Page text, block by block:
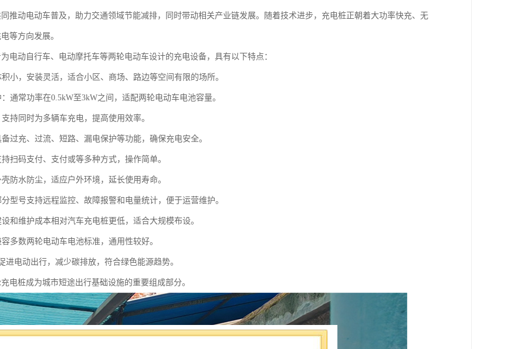
推动电动车普及，助力交通领域节能减排，同时带动相关产业链发展。随着技术进步，充电桩正朝着大功率快充、无
等方向发展。
电动自行车、电动摩托车等两轮电动车设计的充电设备，具有以下特点：
小，安装灵活，适合小区、商场、路边等空间有限的场所。
通常功率在0.5kW至3kW之间，适配两轮电动车电池容量。
持同时为多辆车充电，提高使用效率。
过充、过流、短路、漏电保护等功能，确保充电安全。
扫码支付、支付或等多种方式，操作简单。
防水防尘，适应户外环境，延长使用寿命。
型号支持远程监控、故障报警和电量统计，便于运营维护。
和维护成本相对汽车充电桩更低，适合大规模布设。
多数两轮电动车电池标准，通用性较好。
进电动出行，减少碳排放，符合绿色能源趋势。
电桩成为城市短途出行基础设施的重要组成部分。